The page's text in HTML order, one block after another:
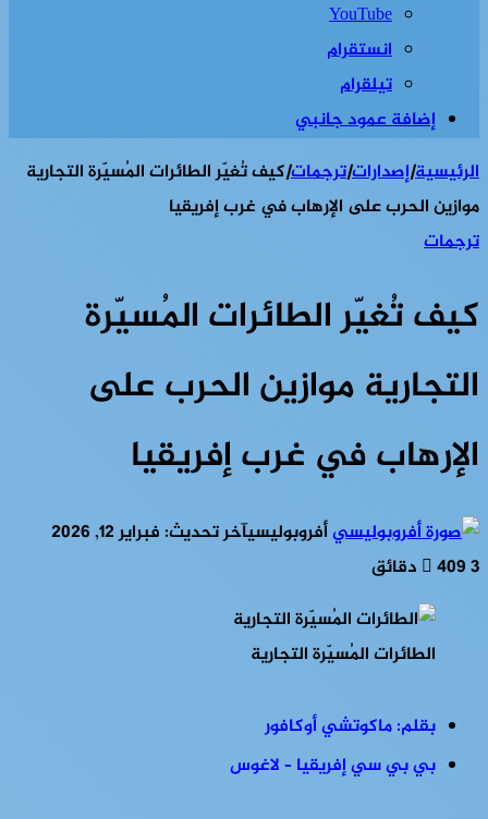
‫YouTube
انستقرام
تيلقرام
إضافة عمود جانبي
الرئيسية|إصدارات|ترجمات|كيف تُغيّر الطائرات المُسيّرة التجارية
موازين الحرب على الإرهاب في غرب إفريقيا
ترجمات
كيف تُغيّر الطائرات المُسيّرة
التجارية موازين الحرب على
الإرهاب في غرب إفريقيا
أفروبوليسيآخر تحديث: فبراير 12, 2026
4093 دقائق
الطائرات المُسيّرة التجارية
بقلم: ماكوتشي أوكافور
بي بي سي إفريقيا – لاغوس